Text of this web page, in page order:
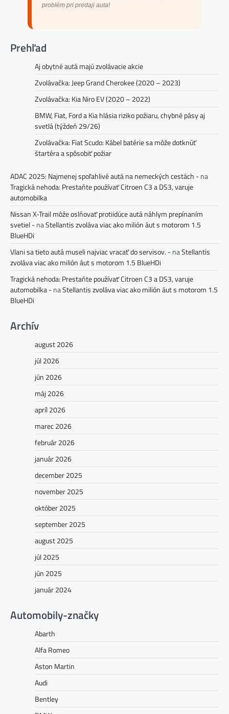
problém pri predaji auta!
Prehľad
Aj obytné autá majú zvolávacie akcie
Zvolávačka: Jeep Grand Cherokee (2020 – 2023)
Zvolávačka: Kia Niro EV (2020 – 2022)
BMW, Fiat, Ford a Kia hlásia riziko požiaru, chybné pásy aj
svetlá (týždeň 29/26)
Zvolávačka: Fiat Scudo: Kábel batérie sa môže dotknúť
štartéra a spôsobiť požiar
ADAC 2025: Najmenej spoľahlivé autá na nemeckých cestách -na
Tragická nehoda: Prestaňte používať Citroen C3 a DS3, varuje
automobilka
Nissan X-Trail môže oslňovať protiidúce autá náhlym prepínaním
svetiel -naStellantis zvoláva viac ako milión áut s motorom 1.5
BlueHDi
Vlani sa tieto autá museli najviac vracať do servisov. -naStellantis
zvoláva viac ako milión áut s motorom 1.5 BlueHDi
Tragická nehoda: Prestaňte používať Citroen C3 a DS3, varuje
automobilka -naStellantis zvoláva viac ako milión áut s motorom 1.5
BlueHDi
Archív
august 2026
júl 2026
jún 2026
máj 2026
apríl 2026
marec 2026
február 2026
január 2026
december 2025
november 2025
október 2025
september 2025
august 2025
júl 2025
jún 2025
január 2024
Automobily-značky
Abarth
Alfa Romeo
Aston Martin
Audi
Bentley